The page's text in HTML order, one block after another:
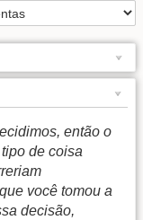
então o
de coisa
você tomou a
decisão,